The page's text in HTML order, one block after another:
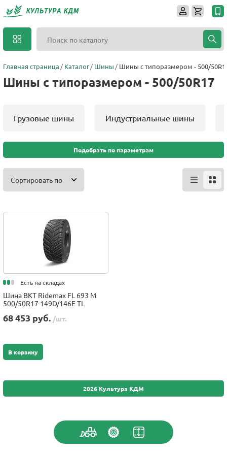
Главная страница Каталог Шины Шины с типоразмером - 500/
Шины с типоразмером - 500/50R17
Грузовые шины Индустриальные шины
Подобрать по параметрам
Сортировать по
Есть на складах
Шина BKT Ridemax FL 693 M
500/50R17 149D/146E TL
68 453 руб. /шт.
В корзину
2026 Культура КДМ